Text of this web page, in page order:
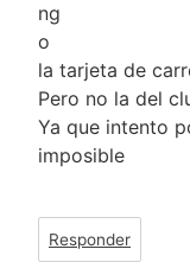
ng
o
la tarjeta de
Pero no la del
Ya que intento
imposible
Responder